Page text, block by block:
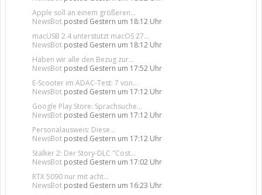
Apple soll an einem größeren...
NewsBot posted Gestern um 18:12 Uhr
macUSB 2.4 unterstützt macOS 27...
NewsBot posted Gestern um 18:12 Uhr
Haben wir alle den Bezug zur...
NewsBot posted Gestern um 17:52 Uhr
E-Scooter im ADAC-Test: 7 von...
NewsBot posted Gestern um 17:12 Uhr
Google Play Store: Sprachsuche...
NewsBot posted Gestern um 17:12 Uhr
Personalausweis: Diese...
NewsBot posted Gestern um 17:12 Uhr
Stalker 2: Der Story-DLC "Cost...
NewsBot posted Gestern um 17:02 Uhr
RTX 5090 nur mit acht...
NewsBot posted Gestern um 16:23 Uhr